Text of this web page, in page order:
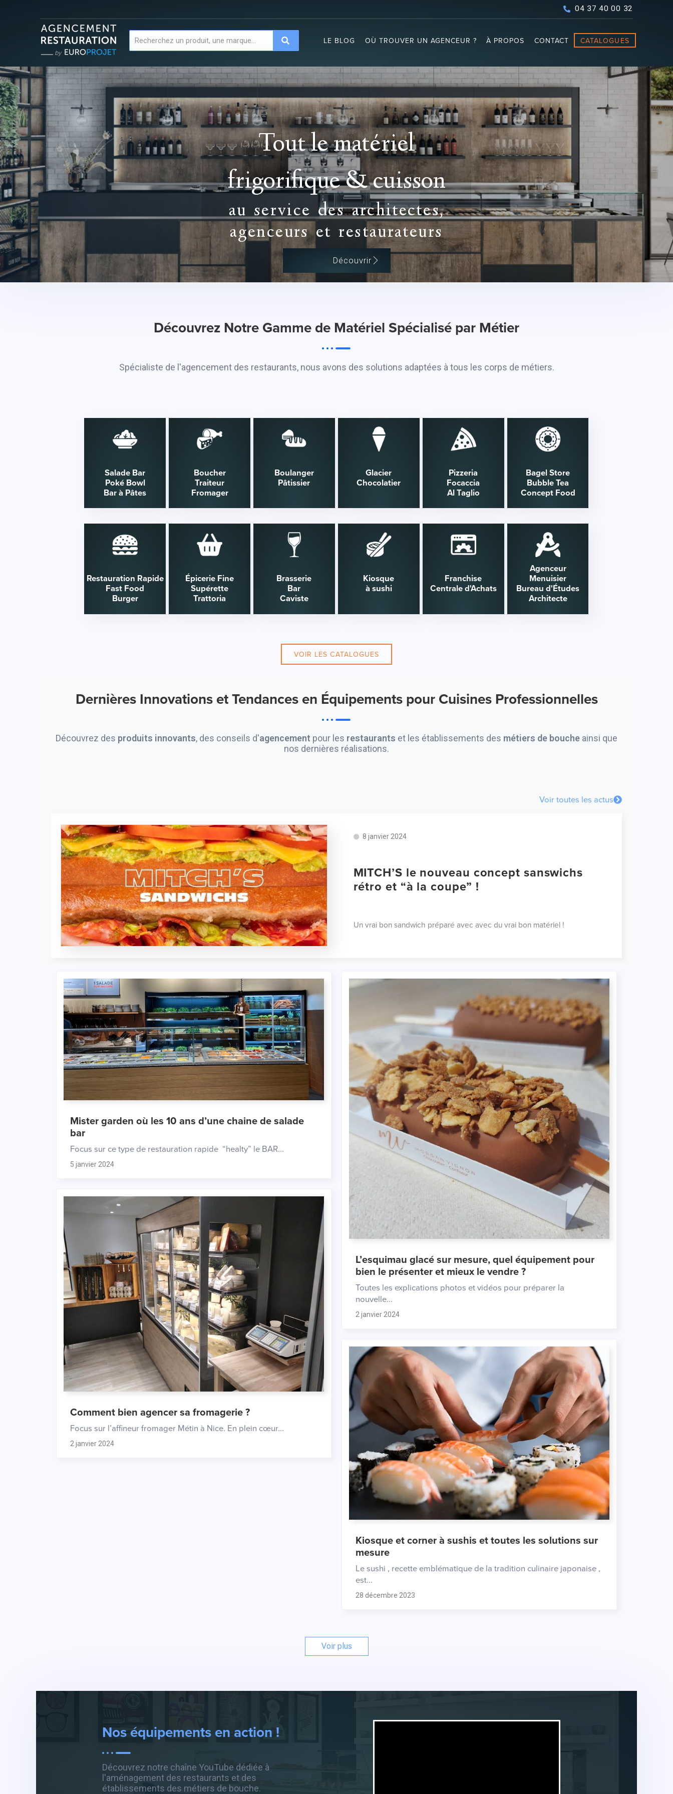
04 37 40 00 32
LE BLOG OÙ TROUVER UN AGENCEUR ? À PROPOS CONTACT CATALOGUES
Tout le matériel
frigorifique & cuisson
au service des architectes,
agenceurs et restaurateurs
Découvrir
Découvrez Notre Gamme de Matériel Spécialisé par Métier
Spécialiste de l'agencement des restaurants, nous avons des solutions adaptées à tous les corps de métiers.
Salade Bar
Poké Bowl
Bar à Pâtes
Boucher
Traiteur
Fromager
Boulanger
Pâtissier
Glacier
Chocolatier
Pizzeria
Focaccia
Al Taglio
Bagel Store
Bubble Tea
Concept Food
Restauration Rapide
Fast Food
Burger
Épicerie Fine
Supérette
Trattoria
Brasserie
Bar
Caviste
Kiosque
à sushi
Franchise
Centrale d'Achats
Agenceur
Menuisier
Bureau d'Études
Architecte
VOIR LES CATALOGUES
Dernières Innovations et Tendances en Équipements pour Cuisines Professionnelles
Découvrez des produits innovants, des conseils d'agencement pour les restaurants et les établissements des métiers de bouche ainsi que
nos dernières réalisations.
Voir toutes les actus
8 janvier 2024
MITCH’S le nouveau concept sanswichs
rétro et “à la coupe” !
Un vrai bon sandwich préparé avec avec du vrai bon matériel !
mister garden où les 10 ans d’une chaine de salade
bar
Focus sur ce type de restauration rapide “healty” le BAR...
5 janvier 2024
l’esquimau glacé sur mesure, quel équipement pour
bien le présenter et mieux le vendre ?
Toutes les explications photos et vidéos pour préparer la
nouvelle...
2 janvier 2024
comment bien agencer sa fromagerie ?
Focus sur l’affineur fromager Métin à Nice. En plein cœur...
2 janvier 2024
kiosque et corner à sushis et toutes les solutions sur
mesure
Le sushi , recette emblématique de la tradition culinaire japonaise ,
est...
28 décembre 2023
Voir plus
Nos équipements en action !
Découvrez notre chaîne YouTube dédiée à
l'aménagement des restaurants et des
établissements des métiers de bouche.